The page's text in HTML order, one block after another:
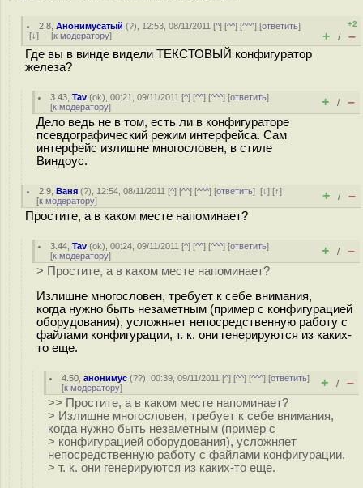
2.8 ,Анонимусатый (?), 12:53, 08/11/2011 [^] [^^] [^^^] [ответить]
[↓] [к модератору]
+2
+ / –
Где вы в винде видели ТЕКСТОВЫЙ конфигуратор
железа?
3.43 ,Tav (ok), 00:21, 09/11/2011 [^] [^^] [^^^] [ответить]
[к модератору] + / –
Дело ведь не в том, есть ли в конфигураторе
псевдографический режим интерфейса. Сам
интерфейс излишне многословен, в стиле
Виндоус.
2.9 ,Ваня (?), 12:54, 08/11/2011 [^] [^^] [^^^] [ответить][↓] [↑]
[к модератору] + / –
Простите, а в каком месте напоминает?
3.44 ,Tav (ok), 00:24, 09/11/2011 [^] [^^] [^^^] [ответить]
[к модератору] + / –
> Простите, а в каком месте напоминает?
Излишне многословен, требует к себе внимания,
когда нужно быть незаметным (пример с конфигурацией
оборудования), усложняет непосредственную работу с
файлами конфигурации, т. к. они генерируются из каких-
то еще.
4.50 ,анонимус (??), 00:39, 09/11/2011 [^] [^^] [^^^] [ответить]
[к модератору] + / –
>> Простите, а в каком месте напоминает?
> Излишне многословен, требует к себе внимания,
когда нужно быть незаметным (пример с
> конфигурацией оборудования), усложняет
непосредственную работу с файлами конфигурации,
> т. к. они генерируются из каких-то еще.